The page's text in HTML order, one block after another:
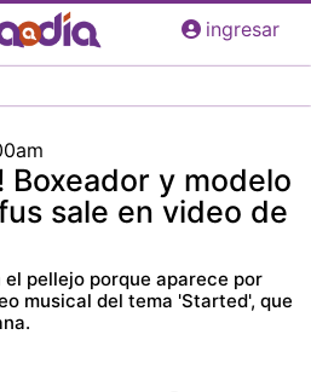
Pasar
al
principal
ingresar
Boxeador y modelo
sale en video de
el pellejo porque aparece por
musical del tema 'Started', que